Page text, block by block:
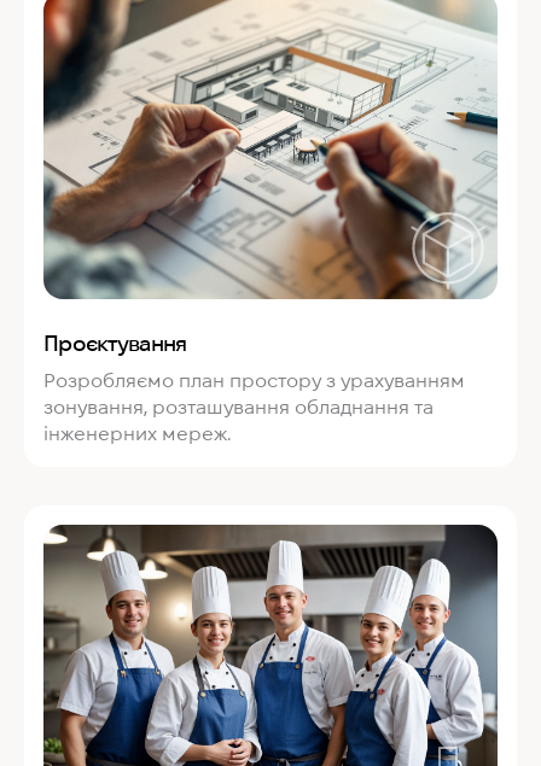
Проєктування
Розробляємо план простору з урахуванням
зонування, розташування обладнання та
інженерних мереж.